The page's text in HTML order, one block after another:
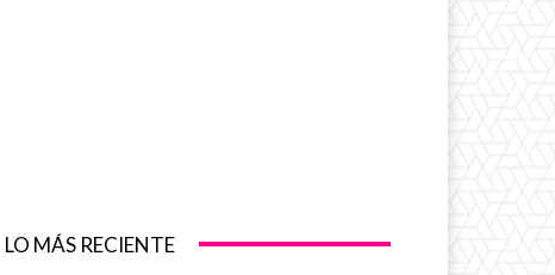
LO MÁS RECIENTE